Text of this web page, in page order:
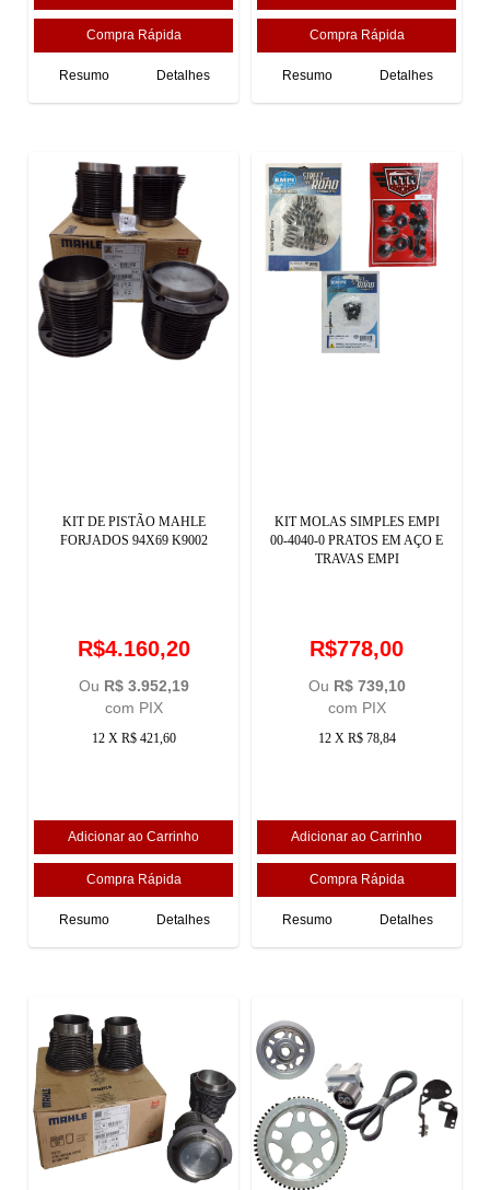
Resumo Detalhes Resumo Detalhes
KIT DE PISTÃO MAHLE
FORJADOS 94X69 K9002
R$4.160,20
Ou R$ 3.952,19
com PIX
12 X R$ 421,60
Resumo Detalhes
KIT MOLAS SIMPLES EMPI
00-4040-0 PRATOS EM AÇO E
TRAVAS EMPI
R$778,00
Ou R$ 739,10
com PIX
12 X R$ 78,84
Resumo Detalhes